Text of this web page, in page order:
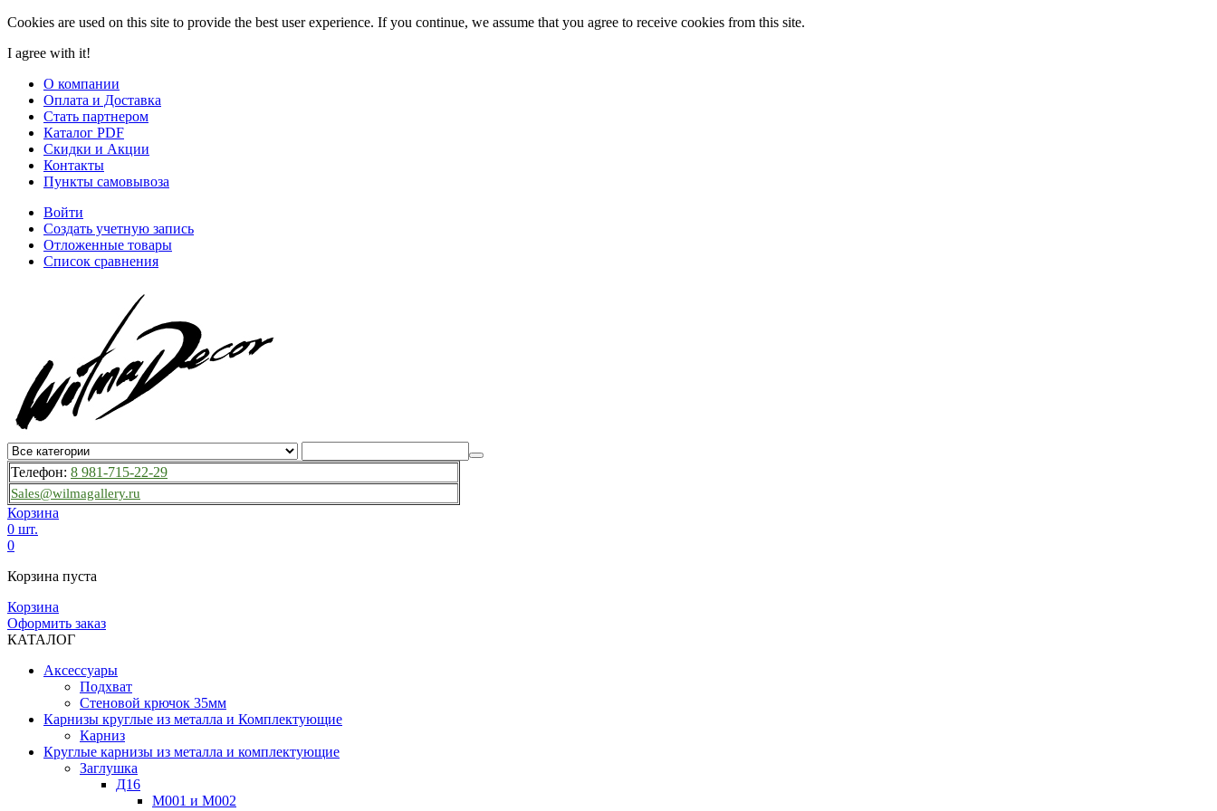
Cookies are used on this site to provide the best user experience. If you continue, we assume that you agree to receive cookies from this site.
I agree with it!
О компании
Оплата и Доставка
Стать партнером
Каталог PDF
Скидки и Акции
Контакты
Пункты самовывоза
Войти
Создать учетную запись
Отложенные товары
Список сравнения
Телефон: 8 981-715-22-29
Sales@wilmagallery.ru
Корзина
0 шт.
0
Корзина пуста
Корзина
Оформить заказ
КАТАЛОГ
Аксессуары
Подхват
Стеновой крючок 35мм
Карнизы круглые из металла и Комплектующие
Карниз
Круглые карнизы из металла и комплектующие
Заглушка
Д16
М001 и М002